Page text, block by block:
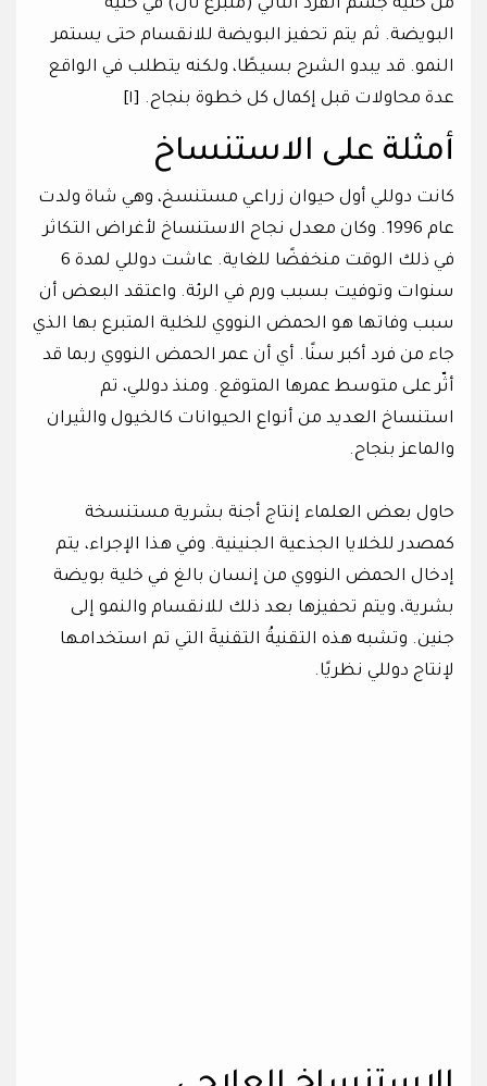
من خلية جسم الفرد الثاني (متبرع ثان) في خلية
البويضة. ثم يتم تحفيز البويضة للانقسام حتى يستمر
النمو. قد يبدو الشرح بسيطًا، ولكنه يتطلب في الواقع
عدة محاولات قبل إكمال كل خطوة بنجاح. [١]
أمثلة على الاستنساخ
كانت دوللي أول حيوان زراعي مستنسخ، وهي شاة ولدت
عام 1996. وكان معدل نجاح الاستنساخ لأغراض التكاثر
في ذلك الوقت منخفضًا للغاية. عاشت دوللي لمدة 6
سنوات وتوفيت بسبب ورم في الرئة. واعتقد البعض أن
سبب وفاتها هو الحمض النووي للخلية المتبرع بها الذي
جاء من فرد أكبر سنًا. أي أن عمر الحمض النووي ربما قد
أثّر على متوسط عمرها المتوقع. ومنذ دوللي، تم
استنساخ العديد من أنواع الحيوانات كالخيول والثيران
والماعز بنجاح.
حاول بعض العلماء إنتاج أجنة بشرية مستنسخة
كمصدر للخلايا الجذعية الجنينية. وفي هذا الإجراء، يتم
إدخال الحمض النووي من إنسان بالغ في خلية بويضة
بشرية، ويتم تحفيزها بعد ذلك للانقسام والنمو إلى
جنين. وتشبه هذه التقنيةُ التقنيةَ التي تم استخدامها
لإنتاج دوللي نظريًا.